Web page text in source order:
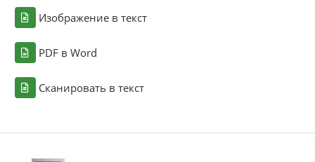
Изображение в текст
PDF в Word
Сканировать в текст